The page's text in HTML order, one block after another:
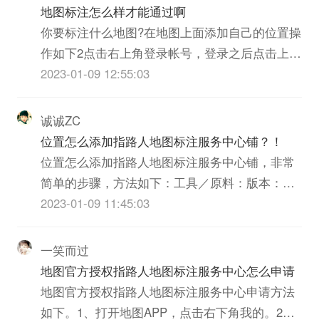
地图标注怎么样才能通过啊
你要标注什么地图?在地图上面添加自己的位置操
作如下2点击右上角登录帐号，登录之后点击上面
的“商户免费标注”3填写好之后点击提交，等待方
否通过。4将你的名称提交给就可以了。审核时间
3-7个工作日。审核通过后1-3天时间展现
2023-01-09 12:55:03
诚诚ZC
位置怎么添加指路人地图标注服务中心铺？！
位置怎么添加指路人地图标注服务中心铺，非常
简单的步骤，方法如下：工具／原料：版本：
7.0.14、演示手机：iPhone13。iOS15系统。1、
3、然后在朋友圈界面点击右上角的相机。4、接
着再发表界面点击所在位置。5、接着再所...
2023-01-09 11:45:03
一笑而过
地图官方授权指路人地图标注服务中心怎么申请
地图官方授权指路人地图标注服务中心申请方法
如下。1、打开地图APP，点击右下角我的。2、